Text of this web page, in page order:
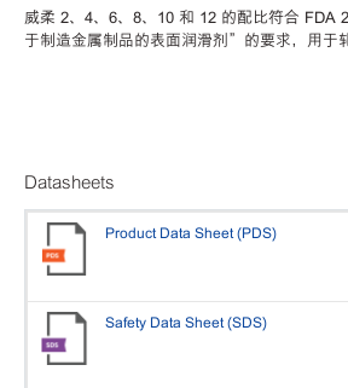
威柔 2、4、6、8、10 和 12 的配比符合 FDA
于制造金属制品的表面润滑剂”的要求，用于
Datasheets
Product Data Sheet (PDS)
Safety Data Sheet (SDS)